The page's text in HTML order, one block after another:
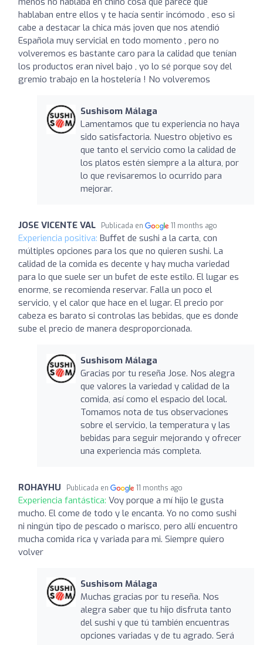
hablaban entre ellos y te hacía sentir incómodo , eso si
cabe a destacar la chica más joven que nos atendió
Española muy servicial en todo momento , pero no
volveremos es bastante caro para la calidad que tenían
los productos eran nivel bajo , yo lo sé porque soy del
gremio trabajo en la hostelería ! No volveremos
Sushisom Málaga
Lamentamos que tu experiencia no haya
sido satisfactoria. Nuestro objetivo es
que tanto el servicio como la calidad de
los platos estén siempre a la altura, por
lo que revisaremos lo ocurrido para
mejorar.
JOSE VICENTE VAL Publicada en 11 months ago
Experiencia positiva: Buffet de sushi a la carta, con
múltiples opciones para los que no quieren sushi. La
calidad de la comida es decente y hay mucha variedad
para lo que suele ser un bufet de este estilo. El lugar es
enorme, se recomienda reservar. Falla un poco el
servicio, y el calor que hace en el lugar. El precio por
cabeza es barato si controlas las bebidas, que es donde
sube el precio de manera desproporcionada.
Sushisom Málaga
Gracias por tu reseña Jose. Nos alegra
que valores la variedad y calidad de la
comida, así como el espacio del local.
Tomamos nota de tus observaciones
sobre el servicio, la temperatura y las
bebidas para seguir mejorando y ofrecer
una experiencia más completa.
ROHAYHU Publicada en 11 months ago
Experiencia fantástica: Voy porque a mí hijo le gusta
mucho. El come de todo y le encanta. Yo no como sushi
ni ningún tipo de pescado o marisco, pero allí encuentro
mucha comida rica y variada para mi. Siempre quiero
volver
Sushisom Málaga
Muchas gracias por tu reseña. Nos
alegra saber que tu hijo disfruta tanto
del sushi y que tú también encuentras
opciones variadas y de tu agrado. Será